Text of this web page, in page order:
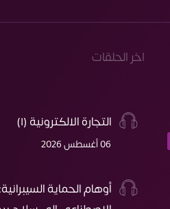
اخر الحلقات
التجارة الالكترونية (١)
06 أغسطس 2026
أوهام الحماية